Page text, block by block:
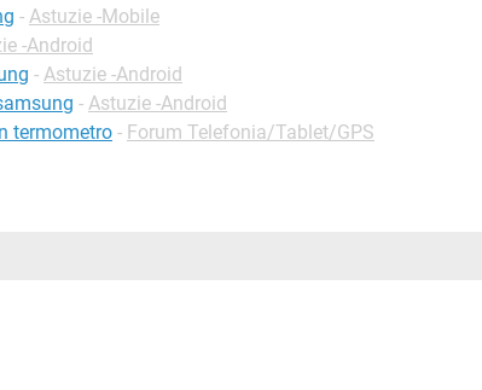
- Astuzie -Mobile
-Android
- Astuzie -Android
- Astuzie -Android
termometro - Forum Telefonia/Tablet/GPS